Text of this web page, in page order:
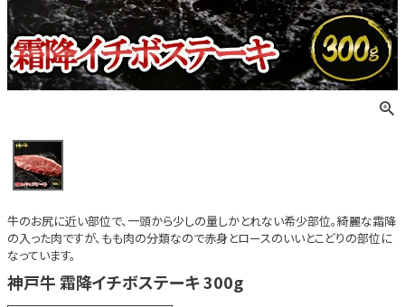
牛のお尻に近い部位で、一頭から少しの量しかとれない希少部位。綺麗な霜降
の入った肉ですが、もも肉の分類なので赤身とロースのいいとこどりの部位に
なっています。
神戸牛 霜降イチボステーキ 300g